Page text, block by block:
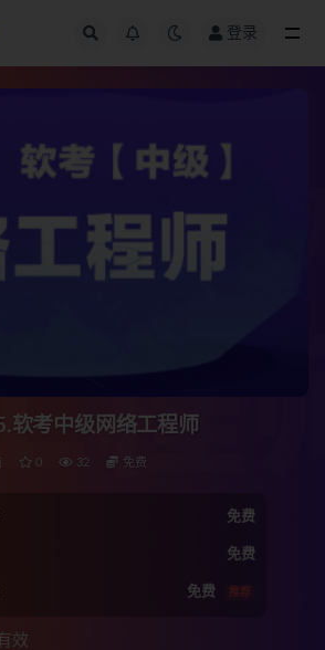
登录
软考中级网络工程师
0 32 免费
免费
免费
免费 推荐
效